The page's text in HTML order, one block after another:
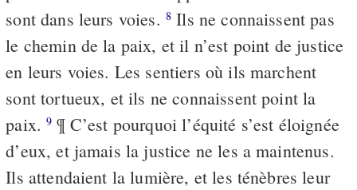
sont dans leurs voies. 8 Ils ne connaissent pas
le chemin de la paix, et il n’est point de justice
en leurs voies. Les sentiers où ils marchent
sont tortueux, et ils ne connaissent point la
paix.9 ¶ C’est pourquoi l’équité s’est éloignée
d’eux, et jamais la justice ne les a maintenus.
Ils attendaient la lumière, et les ténèbres leur